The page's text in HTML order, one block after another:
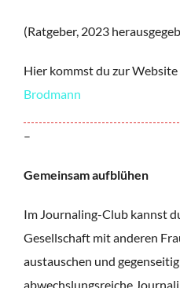
(Ratgeber, 2023
Hier kommst du zur
Brodmann
–
Gemeinsam aufblühen
Im Journaling-Club kannst
Gesellschaft mit anderen
austauschen und
abwechslungsreiche